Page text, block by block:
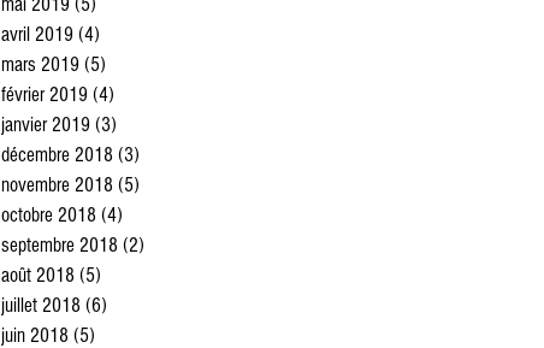
avril 2019 (4)
mars 2019 (5)
février 2019 (4)
janvier 2019 (3)
décembre 2018 (3)
novembre 2018 (5)
octobre 2018 (4)
septembre 2018 (2)
août 2018 (5)
juillet 2018 (6)
juin 2018 (5)